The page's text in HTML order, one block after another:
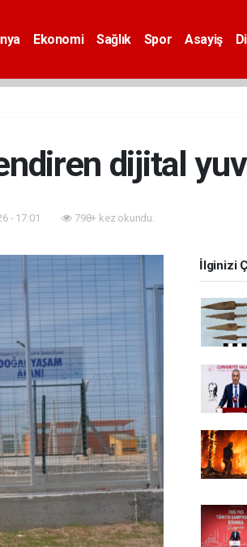
Ekonomi Sağlık Spor Asayiş
dijital
- 17:01 798+ kez okundu.
İlginizi